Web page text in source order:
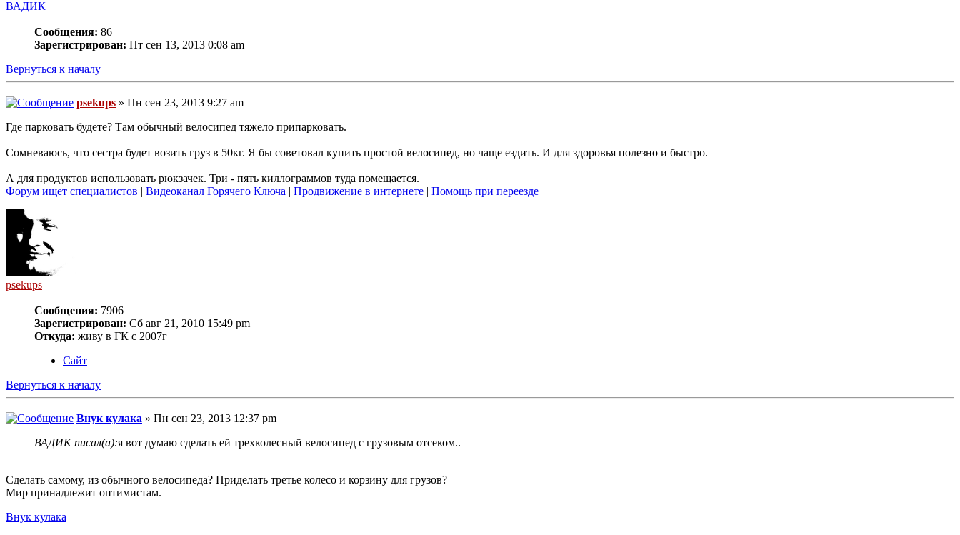
ВАДИК
Сообщения: 86
Зарегистрирован: Пт сен 13, 2013 0:08 am
Вернуться к началу
psekups » Пн сен 23, 2013 9:27 am
Где парковать будете? Там обычный велосипед тяжело припарковать.
Сомневаюсь, что сестра будет возить груз в 50кг. Я бы советовал купить простой велосипед, но чаще ездить. И для здоровья полезно и быстро.
А для продуктов использовать рюкзачек. Три - пять киллограммов туда помещается.
Форум ищет специалистов | Видеоканал Горячего Ключа | Продвижение в интернете | Помощь при переезде
psekups
Сообщения: 7906
Зарегистрирован: Сб авг 21, 2010 15:49 pm
Откуда: живу в ГК с 2007г
Сайт
Вернуться к началу
Внук кулака » Пн сен 23, 2013 12:37 pm
ВАДИК писал(а):я вот думаю сделать ей трехколесный велосипед с грузовым отсеком..
Сделать самому, из обычного велосипеда? Приделать третье колесо и корзину для грузов?
Мир принадлежит оптимистам.
Внук кулака